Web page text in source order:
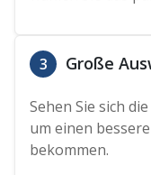
3 Große
Sehen Sie sich
um einen
bekommen.